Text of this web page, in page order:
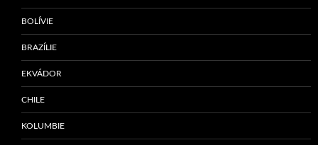
BOLÍVIE
BRAZÍLIE
EKVÁDOR
CHILE
KOLUMBIE